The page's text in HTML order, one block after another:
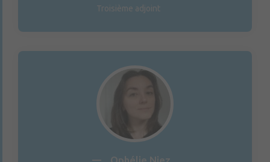
Troisième adjoint